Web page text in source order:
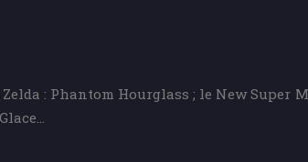
: Phantom Hourglass ; le New Super